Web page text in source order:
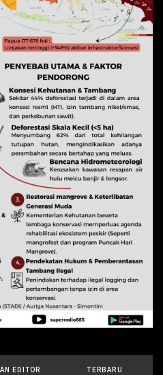
EDITOR TERBARU